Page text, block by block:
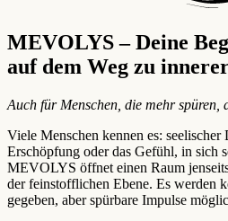
MEVOLYS – Deine
auf dem Weg zu
Auch für Menschen, die mehr spüren,
Viele Menschen kennen es: seelischer
Erschöpfung oder das Gefühl, in sich
MEVOLYS öffnet einen Raum
der feinstofflichen Ebene. Es werden
gegeben, aber spürbare Impulse